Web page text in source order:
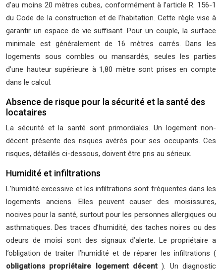
d’au moins 20 mètres cubes, conformément à l’article R. 156-1
du Code de la construction et de l’habitation. Cette règle vise à
garantir un espace de vie suffisant. Pour un couple, la surface
minimale est généralement de 16 mètres carrés. Dans les
logements sous combles ou mansardés, seules les parties
d’une hauteur supérieure à 1,80 mètre sont prises en compte
dans le calcul.
Absence de risque pour la sécurité et la santé des
locataires
La sécurité et la santé sont primordiales. Un logement non-
décent présente des risques avérés pour ses occupants. Ces
risques, détaillés ci-dessous, doivent être pris au sérieux.
Humidité et infiltrations
L’humidité excessive et les infiltrations sont fréquentes dans les
logements anciens. Elles peuvent causer des moisissures,
nocives pour la santé, surtout pour les personnes allergiques ou
asthmatiques. Des traces d’humidité, des taches noires ou des
odeurs de moisi sont des signaux d’alerte. Le propriétaire a
l’obligation de traiter l’humidité et de réparer les infiltrations (
obligations propriétaire logement décent). Un diagnostic